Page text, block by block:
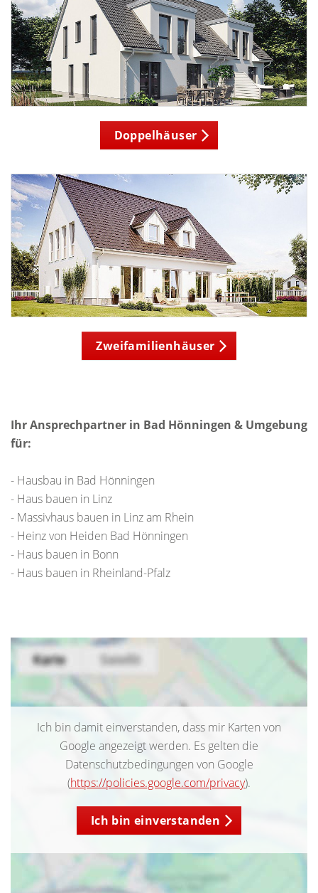
Doppelhäuser
Zweifamilienhäuser
Ihr Ansprechpartner in Bad Hönningen & Umgebung
für:
- Hausbau in Bad Hönningen
- Haus bauen in Linz
- Massivhaus bauen in Linz am Rhein
- Heinz von Heiden Bad Hönningen
- Haus bauen in Bonn
- Haus bauen in Rheinland-Pfalz
Ich bin damit einverstanden, dass mir Karten von
Google angezeigt werden. Es gelten die
Datenschutzbedingungen von Google
(https://policies.google.com/privacy).
Ich bin einverstanden